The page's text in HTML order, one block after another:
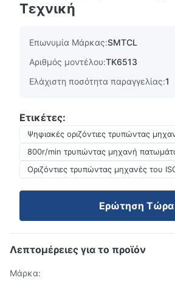
Τεχνική
Επωνυμία Μάρκας:SMTCL
Αριθμός μοντέλου:TK6513
Ελάχιστη ποσότητα παραγγελίας:1
Ετικέτες:
Ψηφιακές οριζόντιες τρυπώντας
800r/min τρυπώντας μηχανή
Οριζόντιες τρυπώντας μηχανές του
Ερώτηση Τώρα
Λεπτομέρειες για το προϊόν
Μάρκα: